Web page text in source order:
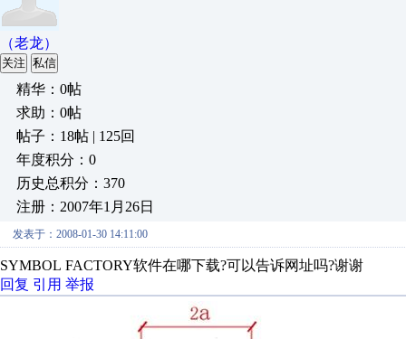
（老龙）
关注 私信
精华：0帖
求助：0帖
帖子：18帖 | 125回
年度积分：0
历史总积分：370
注册：2007年1月26日
发表于：2008-01-30 14:11:00
SYMBOL FACTORY软件在哪下载?可以告诉网址吗?谢谢
回复 引用 举报